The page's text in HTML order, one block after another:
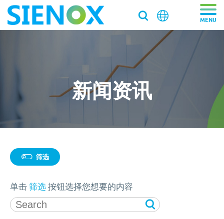
走近施诺斯
加入施诺斯
客户推荐信
国际品牌三轴点胶机选择施诺斯配套
白色膏体材料脱泡实验
产品中心
离心脱泡机
离心脱泡机SIE-VH350（针筒/搅拌罐脱泡）
工业大容量离心脱泡机SIE-VH960
实验室/科研机构小型静音离心除泡设备 SIE-C012
脱泡搅拌机
行星式脱泡机SIE‑MIX60 公转自转真空脱泡搅拌机
大容量真空脱泡搅拌机SIE‑MIX2000
实验均质机
高速乳化均质机 实验室高速搅拌分散机
加压/真空脱泡机
解决方案
医药/化工/新材料
胶水材料
医药凝胶材料搅拌脱泡解决方案
消费电子
银浆材料
胶粘剂行业
服务支持
服务支持
寄样测试
寄送样品进行工艺实验
实验室租借
新闻资讯
新闻资讯
新闻资讯
筛选
单击筛选按钮选择您想要的内容
筛选2
Topicss